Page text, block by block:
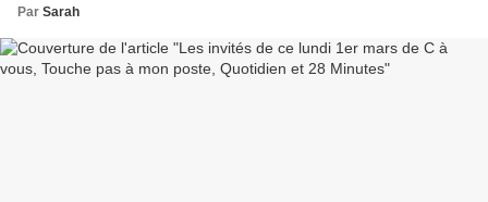
Par Sarah